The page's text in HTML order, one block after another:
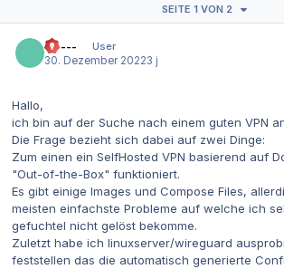
SEITE 1 VON 2
------
User
30. Dezember 20223 j
Hallo,
ich bin auf der Suche nach einem guten VPN
Die Frage bezieht sich dabei auf zwei Dinge:
Zum einen ein SelfHosted VPN basierend auf
"Out-of-the-Box" funktioniert.
Es gibt einige Images und Compose Files,
meisten einfachste Probleme auf welche ich
gefuchtel nicht gelöst bekomme.
Zuletzt habe ich linuxserver/wireguard
feststellen das die automatisch generierte